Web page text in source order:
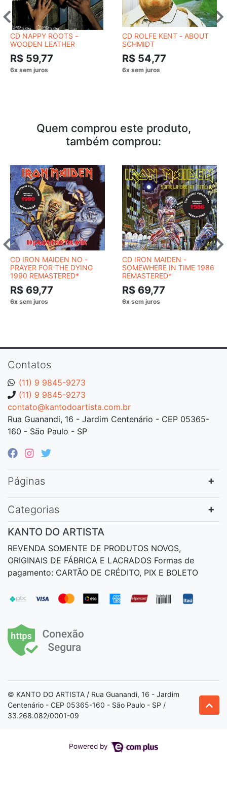
CD NAPPY ROOTS -
WOODEN LEATHER
R$ 59,77
CD ROLFE KENT - ABOUT
SCHMIDT
R$ 54,77
Quem comprou este produto,
também comprou:
CD IRON MAIDEN NO -
PRAYER FOR THE DYING
1990 REMASTERED*
R$ 69,77
CD IRON MAIDEN -
SOMEWHERE IN TIME 1986
REMASTERED*
R$ 69,77
Contatos
(11) 9 9845-9273
(11) 9 9845-9273
contato@kantodoartista.com.br
Rua Guanandi, 16 - Jardim Centenário - CEP 05365-
160 - São Paulo - SP
Páginas
Categorias
KANTO DO ARTISTA
REVENDA SOMENTE DE PRODUTOS NOVOS,
ORIGINAIS DE FÁBRICA E LACRADOS Formas de
pagamento: CARTÃO DE CRÉDITO, PIX E BOLETO
© KANTO DO ARTISTA / Rua Guanandi, 16 - Jardim
Centenário - CEP 05365-160 - São Paulo - SP /
33.268.082/0001-09
Powered by